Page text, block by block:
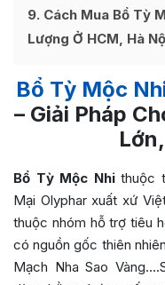
9 Cách Mua Bổ Tỳ
Lượng Ở HCM, Hà
Bổ Tỳ Mộc
– Giải Pháp
Bổ Tỳ Mộc Nhithuộc
Mại Olyphar xuất xứ
thuộc nhóm hỗ trợ tiêu
có nguồn gốc thiên
Mạch Nha Sao